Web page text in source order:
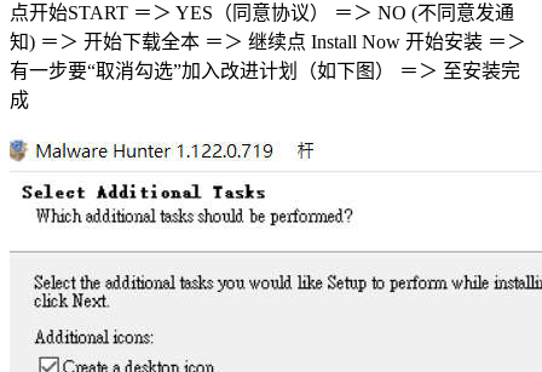
点开始START ＝＞ YES（同意协议） ＝＞ NO (不同意发通
知) ＝＞ 开始下载全本 ＝＞ 继续点 Install Now 开始安装 ＝＞
有一步要“取消勾选”加入改进计划（如下图） ＝＞ 至安装完
成